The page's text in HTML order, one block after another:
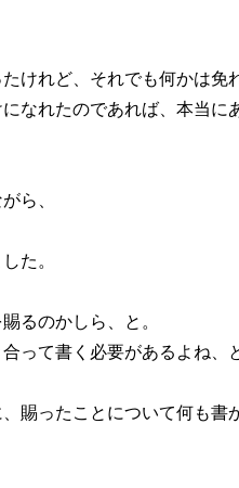
けれど、それでも何かは免
なれたのであれば、本当に
ら、
た。
るのかしら、と。
って書く必要があるよね、
賜ったことについて何も書